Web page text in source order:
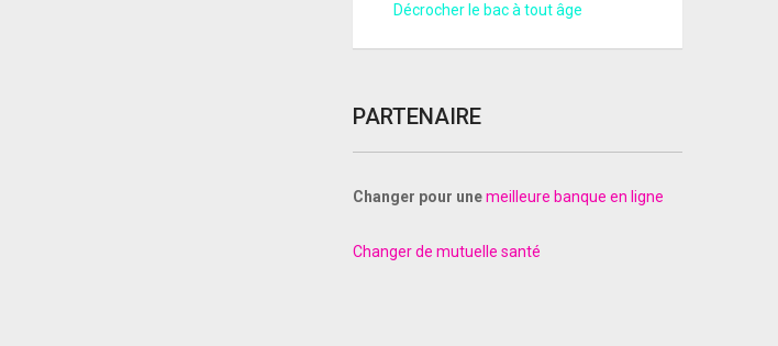
Décrocher le bac à tout âge
PARTENAIRE
Changer pour unemeilleure banque en ligne
Changer de mutuelle santé